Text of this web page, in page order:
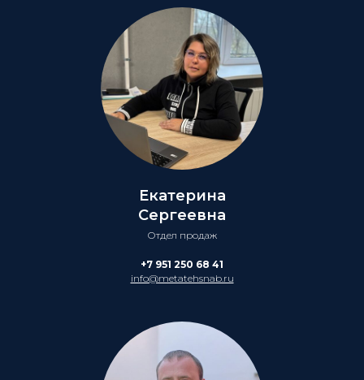
Екатерина
Сергеевна
Отдел продаж
+7 951 250 68 41
info@metatehsnab.ru